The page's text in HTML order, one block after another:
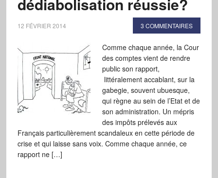
12 FÉVRIER 2014 3 COMMENTAIRES
Comme chaque année, la Cour
des comptes vient de rendre
public son rapport,
littéralement accablant, sur la
gabegie, souvent ubuesque,
qui règne au sein de l’Etat et de
son administration. Un mépris
des impôts prélevés aux
Français particulièrement scandaleux en cette période de
crise et qui laisse sans voix. Comme chaque année, ce
rapport ne […]